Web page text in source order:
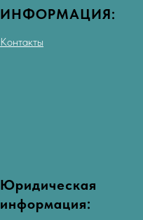
ИНФОРМАЦИЯ:
Контакты
Юридическая
информация: